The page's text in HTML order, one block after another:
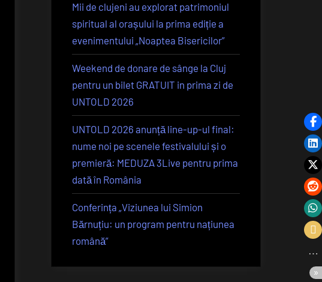
Mii de clujeni au explorat patrimoniul
spiritual al orașului la prima ediție a
evenimentului „Noaptea Bisericilor”
Weekend de donare de sânge la Cluj
pentru un bilet GRATUIT in prima zi de
UNTOLD 2026
UNTOLD 2026 anunță line-up-ul final:
nume noi pe scenele festivalului și o
premieră: MEDUZA 3Live pentru prima
dată în România
Conferința „Viziunea lui Simion
Bărnuțiu: un program pentru națiunea
română”